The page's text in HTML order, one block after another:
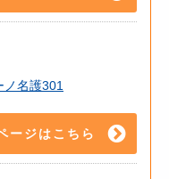
名護301
ージはこちら